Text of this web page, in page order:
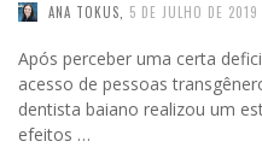
ANA TOKUS, 5 DE JULHO DE 2019
Após perceber uma certa
acesso de pessoas
dentista baiano realizou um
efeitos …